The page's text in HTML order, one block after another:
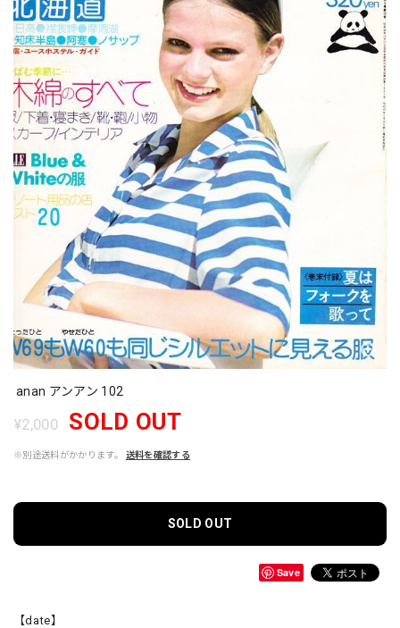
anan アンアン 102
¥2,000 SOLD OUT
※別途送料がかかります。 送料を確認する
SOLD OUT
Save
【date】